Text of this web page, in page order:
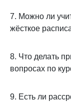
7. Можно ли
жёсткое
8. Что делать
вопросах по
9. Есть ли